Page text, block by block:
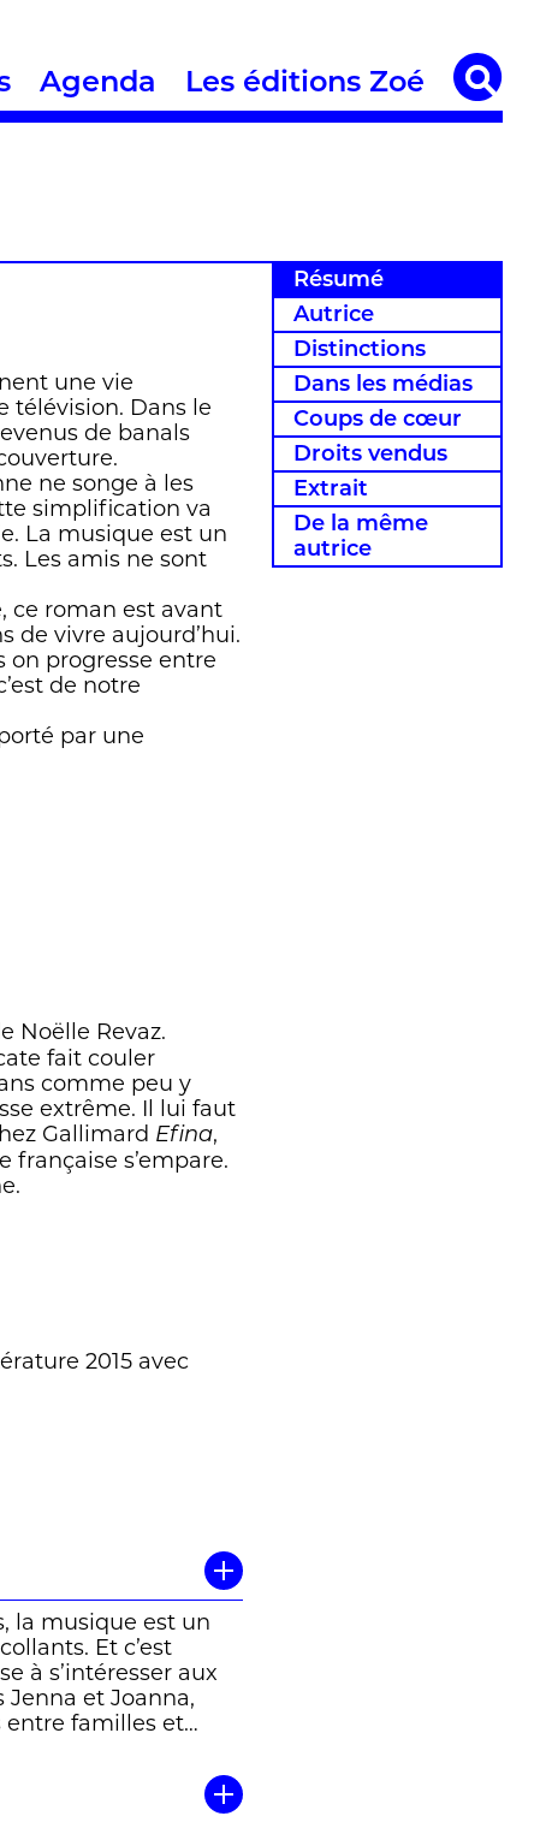
Agenda Les éditions Zoé
Résumé
Autrice
Distinctions
Dans les médias
Coups de cœur
Droits vendus
Extrait
De la même
autrice
une vie
télévision. Dans le
de banals
ne songe à les
simplification va
La musique est un
Les amis ne sont
ce roman est avant
de vivre aujourd’hui.
on progresse entre
de notre
par une
Noëlle Revaz.
fait couler
comme peu y
extrême. Il lui faut
Gallimard Efina,
française s’empare.
2015 avec
la musique est un
Et c’est
à s’intéresser aux
Jenna et Joanna,
entre familles et